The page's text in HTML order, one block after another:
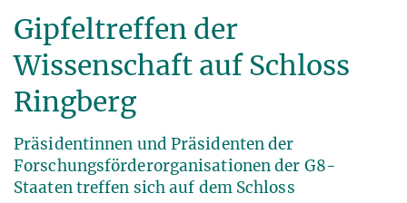
Gipfeltreffen der
Wissenschaft auf Schloss
Ringberg
Präsidentinnen und Präsidenten der
Forschungsförderorganisationen der G8-
Staaten treffen sich auf dem Schloss